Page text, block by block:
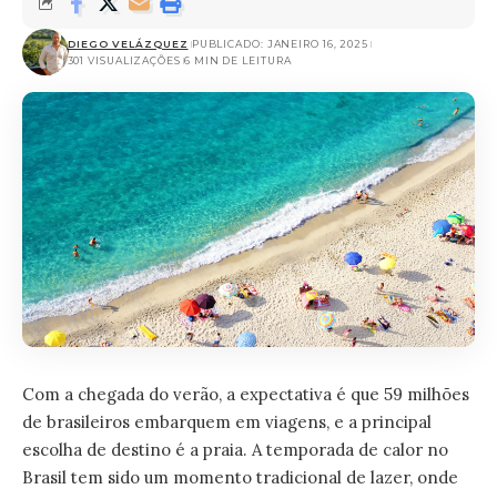
DIEGO VELÁZQUEZ PUBLICADO: JANEIRO 16, 2025
301 VISUALIZAÇÕES 6 MIN DE LEITURA
Com a chegada do verão, a expectativa é que 59 milhões
de brasileiros embarquem em viagens, e a principal
escolha de destino é a praia. A temporada de calor no
Brasil tem sido um momento tradicional de lazer, onde